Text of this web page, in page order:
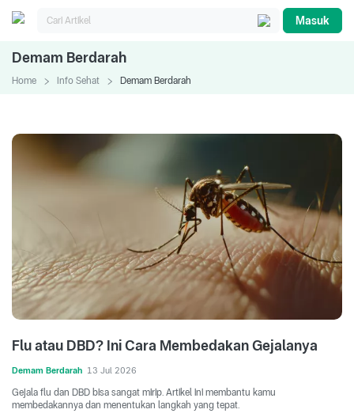
Masuk
Demam Berdarah
Home Info Sehat Demam Berdarah
Flu atau DBD? Ini Cara Membedakan Gejalanya
Demam Berdarah 13 Jul 2026
Gejala flu dan DBD bisa sangat mirip. Artikel ini membantu kamu
membedakannya dan menentukan langkah yang tepat.